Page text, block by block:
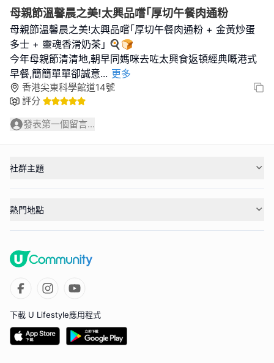
母親節溫馨晨之美!太興品嚐｢厚切午餐肉通粉
母親節溫馨晨之美!太興品嚐｢厚切午餐肉通粉 + 金黃炒蛋
多士 + 靈魂香滑奶茶｣ 🍳🍞
今年母親節清清地,朝早同媽咪去咗太興食返頓經典嘅港式
早餐,簡簡單單卻誠意... 更多
香港尖東科學館道14號
評分
發表第一個留言...
社群主題
熱門地點
下載 U Lifestyle應用程式